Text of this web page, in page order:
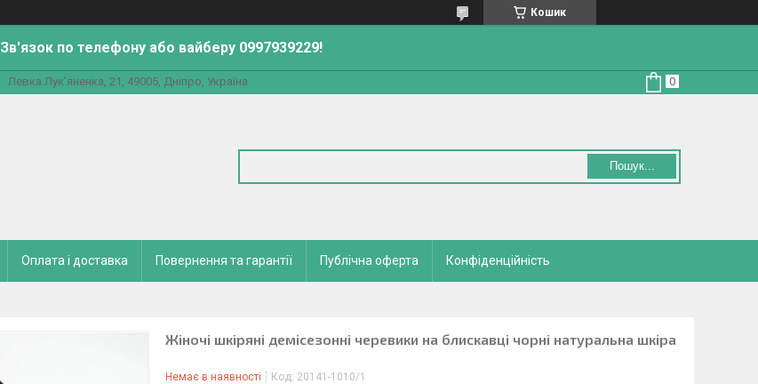
Кошик
Зв'язок по телефону або вайберу 0997939229!
Левка Лук'яненка, 21, 49005, Дніпро, Україна
Пошук...
Оплата і доставка Повернення та гарантії Публічна оферта Конфіденційність
Жіночі шкіряні демісезонні черевики на блискавці чорні натуральна шкіра
Немає в наявності Код: 20141-1010/1